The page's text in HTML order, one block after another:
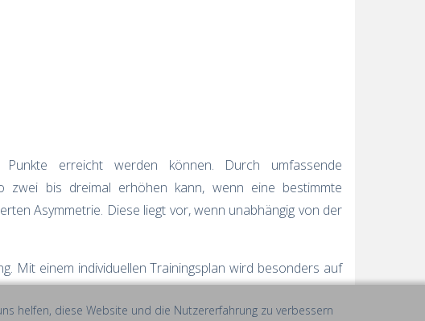
erreicht werden können. Durch umfassende
zwei bis dreimal erhöhen kann, wenn eine bestimmte
Asymmetrie. Diese liegt vor, wenn unabhängig von der
Mit einem individuellen Trainingsplan wird besonders auf
helfen, diese Website und die Nutzererfahrung zu verbessern